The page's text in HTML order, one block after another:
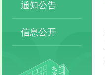
通知公告
信息公开